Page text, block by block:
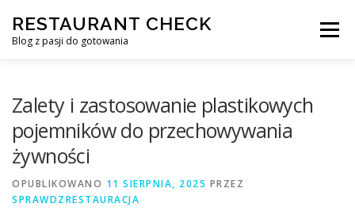
treści
RESTAURANT CHECK
Blog z pasji do gotowania
Menu
Zalety i zastosowanie plastikowych
pojemników do przechowywania
żywności
OPUBLIKOWANO 11 SIERPNIA, 2025 PRZEZ
SPRAWDZRESTAURACJA